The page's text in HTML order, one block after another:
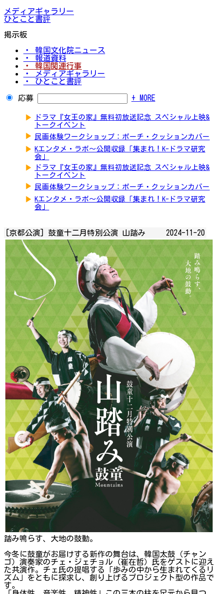
メディアギャラリー
ひとこと書評
掲示板
・ 韓国文化院ニュース
・ 報道資料
・ 韓国関連行事
・ メディアギャラリー
・ ひとこと書評
応募 + MORE
▶
ドラマ『女王の家』無料初放送記念 スペシャル上映&
トークイベント
▶ 民画体験ワークショップ：ポーチ・クッションカバー
▶ Kエンタメ・ラボ～公開収録「集まれ！K-ドラマ研究
会」
▶
ドラマ『女王の家』無料初放送記念 スペシャル上映&
トークイベント
▶ 民画体験ワークショップ：ポーチ・クッションカバー
▶ Kエンタメ・ラボ～公開収録「集まれ！K-ドラマ研究
会」
[京都公演] 鼓童十二月特別公演 山踏み 2024-11-20
踏み鳴らす、大地の鼓動。
今冬に鼓童がお届けする新作の舞台は、韓国太鼓（チャン
ゴ）演奏家のチェ・ジェチョル（崔在哲）氏をゲストに迎え
た共演作。チェ氏の提唱する「歩みの中から生まれてくるリ
ズム」をともに探求し、創り上げるプロジェクト型の作品で
す。